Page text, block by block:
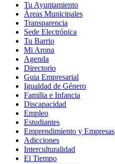
Tu Ayuntamiento
Áreas Municipales
Transparencia
Sede Electrónica
Tu Barrio
Mi Arona
Agenda
Directorio
Guia Empresarial
Igualdad de Género
Familia e Infancia
Discapacidad
Empleo
Estudiantes
Emprendimiento y Empresas
Adicciones
Interculturalidad
El Tiempo